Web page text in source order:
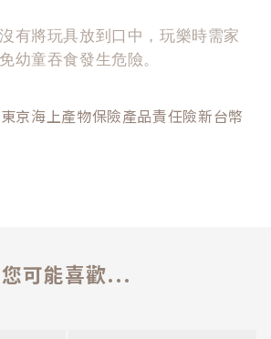
有將玩具放到口中，玩樂時需家
幼童吞食發生危險。
京海上產物保險產品責任險新台幣
您可能喜歡...